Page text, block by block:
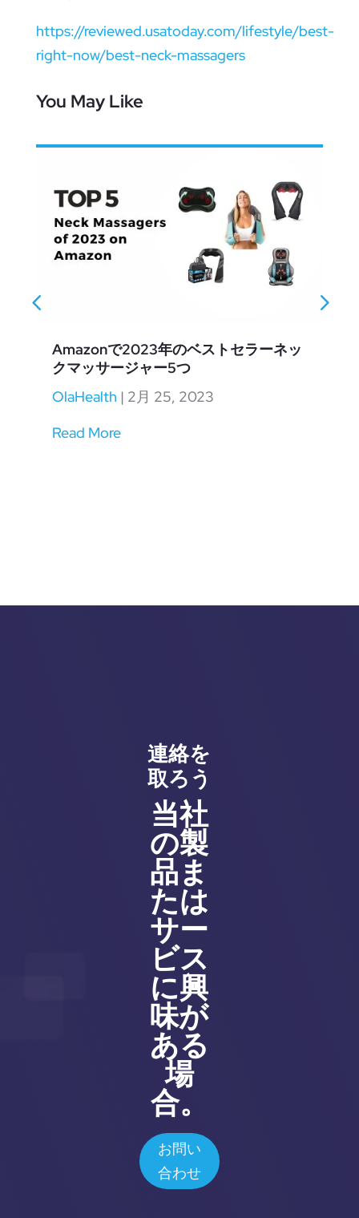
https://reviewed.usatoday.com/lifestyle/best-
right-now/best-neck-massagers
You May Like
Amazonで2023年のベストセラーネッ
クマッサージャー5つ
OlaHealth | 2月 25, 2023
Read More
連絡を
取ろう
当社
の製
品ま
たは
サー
ビス
に興
味が
ある
場
合。
お問い
合わせ